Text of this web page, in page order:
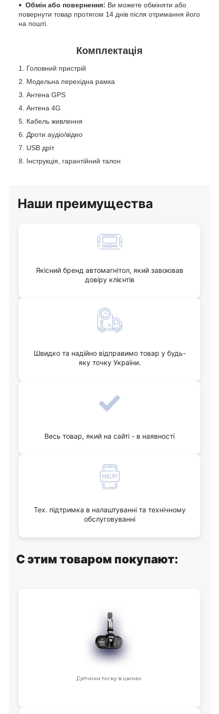
Обмін або повернення: Ви можете обміняти або
повернути товар протягом 14 днів після отримання його
на пошті.
Комплектація
Головний пристрій
Модельна перехідна рамка
Антена GPS
Антена 4G
Кабель живлення
Дроти аудіо/відео
USB дріт
Інструкція, гарантійний талон
Наши преимущества
Якісний бренд автомагнітол, який завоював
довіру клієнтів
Швидко та надійно відправимо товар у будь-
яку точку України.
Весь товар, який на сайті - в наявності
Тех. підтримка в налаштуванні та технічному
обслуговуванні
С этим товаром покупают: